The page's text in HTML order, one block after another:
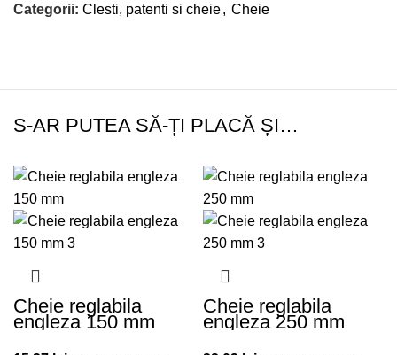
Categorii: Clesti, patenti si cheie, Cheie
S-AR PUTEA SĂ-ȚI PLACĂ ȘI…
Cheie reglabila
engleza 150 mm
Cheie reglabila
engleza 250 mm